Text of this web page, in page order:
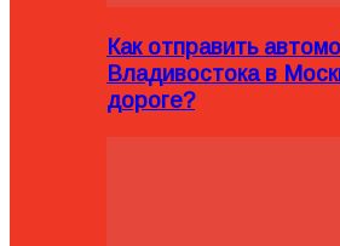
Как отправить
Владивостока в
дороге?